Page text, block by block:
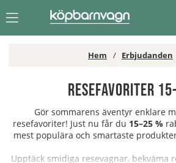
Hem Erbjudanden
Resefavoriter
Gör sommarens äventyr enklare
resefavoriter! Just nu får du 15–25 %
mest populära och smartaste
Upptäck smidiga resevagnar, bekväma